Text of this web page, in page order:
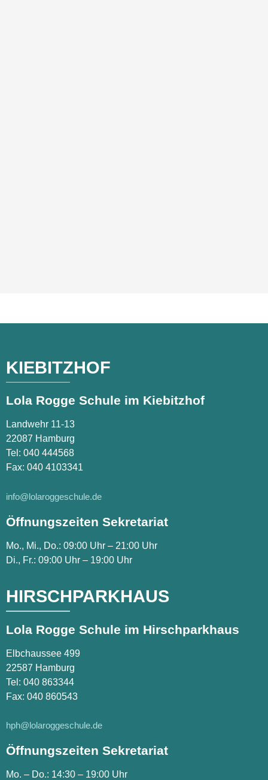
KIEBITZHOF
Lola Rogge Schule im Kiebitzhof
Landwehr 11-13
22087 Hamburg
Tel: 040 444568
Fax: 040 4103341
info@lolaroggeschule.de
Öffnungszeiten Sekretariat
Mo., Mi., Do.: 09:00 Uhr – 21:00 Uhr
Di., Fr.: 09:00 Uhr – 19:00 Uhr
HIRSCHPARKHAUS
Lola Rogge Schule im Hirschparkhaus
Elbchaussee 499
22587 Hamburg
Tel: 040 863344
Fax: 040 860543
hph@lolaroggeschule.de
Öffnungszeiten Sekretariat
Mo. – Do.: 14:30 – 19:00 Uhr